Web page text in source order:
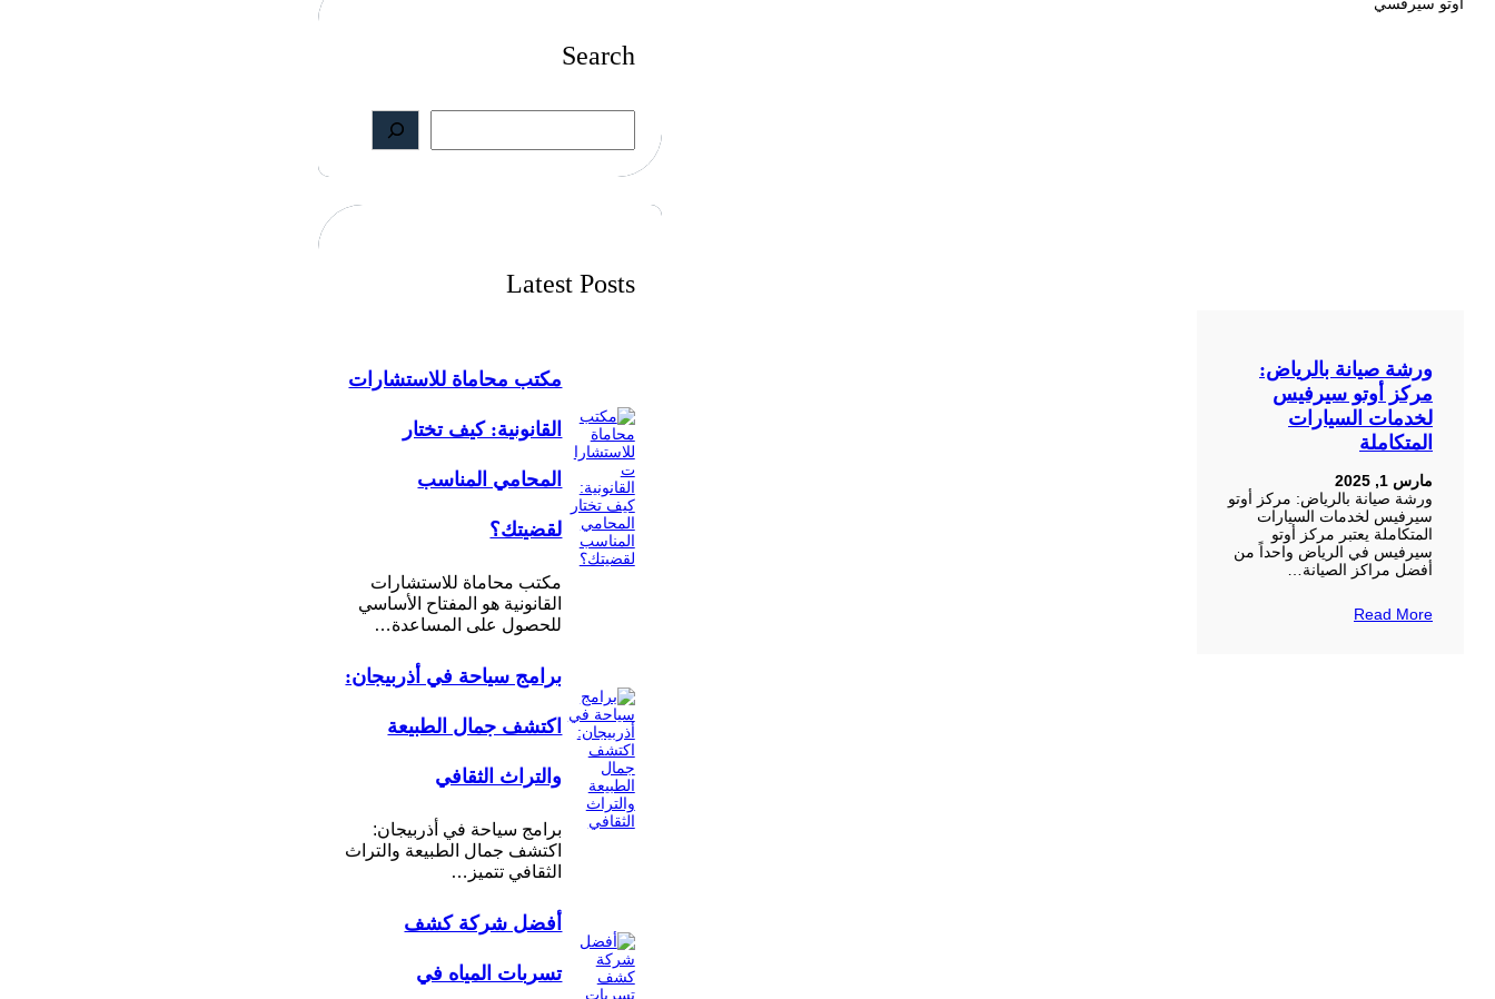
ورشة صيانة بالرياض:
مركز أوتو سيرفيس
لخدمات السيارات
المتكاملة
مارس 1, 2025
ورشة صيانة بالرياض: مركز أوتو
سيرفيس لخدمات السيارات
المتكاملة يعتبر مركز أوتو
سيرفيس في الرياض واحداً من
أفضل مراكز الصيانة…
Read More
Search
a
r
Latest Posts
مكتب محاماة للاستشارات
القانونية: كيف تختار
المحامي المناسب
لقضيتك؟
مكتب محاماة للاستشارات
القانونية هو المفتاح الأساسي
للحصول على المساعدة…
برامج سياحة في أذربيجان:
اكتشف جمال الطبيعة
والتراث الثقافي
برامج سياحة في أذربيجان:
اكتشف جمال الطبيعة والتراث
الثقافي تتميز…
أفضل شركة كشف
تسربات المياه في